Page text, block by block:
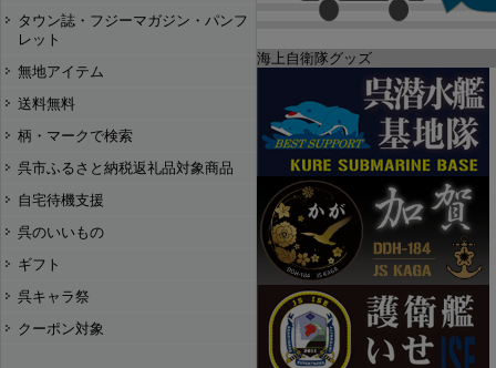
タウン誌・フジーマガジン・パンフ
レット
無地アイテム
送料無料
柄・マークで検索
呉市ふるさと納税返礼品対象商品
自宅待機支援
呉のいいもの
ギフト
呉キャラ祭
クーポン対象
海上自衛隊グッズ